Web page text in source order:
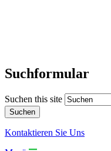
Suchformular
Suchen this site
Kontaktieren Sie Uns